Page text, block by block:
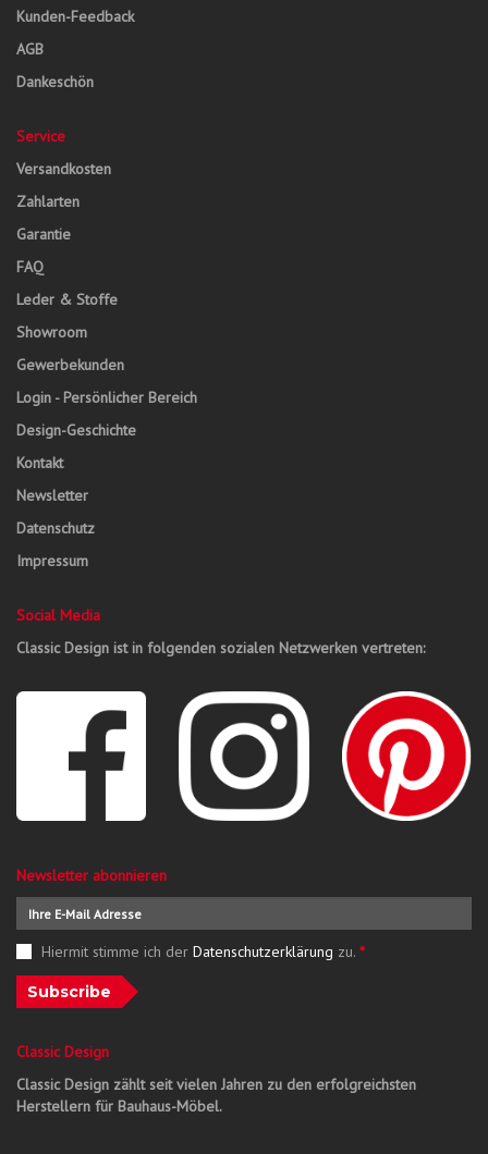
Kunden-Feedback
AGB
Dankeschön
Service
Versandkosten
Zahlarten
Garantie
FAQ
Leder & Stoffe
Showroom
Gewerbekunden
Login - Persönlicher Bereich
Design-Geschichte
Kontakt
Newsletter
Datenschutz
Impressum
Social Media
Classic Design ist in folgenden sozialen Netzwerken vertreten:
Newsletter abonnieren
Hiermit stimme ich der Datenschutzerklärung zu. *
Subscribe
Classic Design
Classic Design zählt seit vielen Jahren zu den erfolgreichsten
Herstellern für Bauhaus-Möbel.